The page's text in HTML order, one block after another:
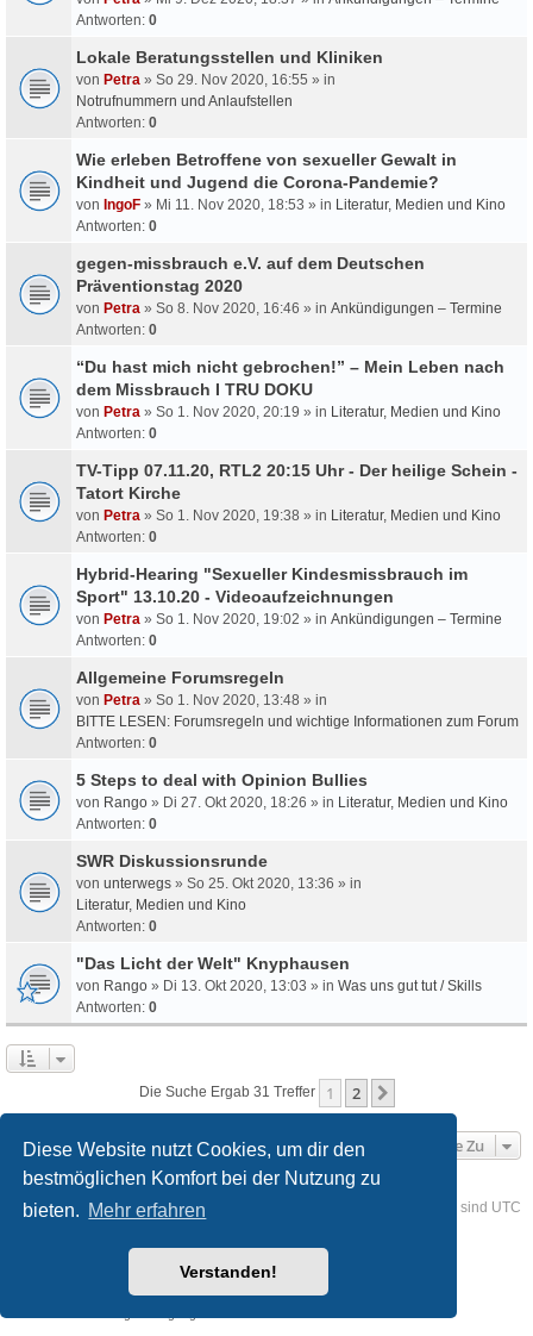
Diese Website nutzt Cookies, um dir den
bestmöglichen Komfort bei der Nutzung zu
bieten. Mehr erfahren
Verstanden!
Antworten: 0
Lokale Beratungsstellen und Kliniken
von Petra » So 29. Nov 2020, 16:55 » in
Notrufnummern und Anlaufstellen
Antworten: 0
Wie erleben Betroffene von sexueller Gewalt in
Kindheit und Jugend die Corona-Pandemie?
von IngoF » Mi 11. Nov 2020, 18:53 » in Literatur, Medien und Kino
Antworten: 0
gegen-missbrauch e.V. auf dem Deutschen
Präventionstag 2020
von Petra » So 8. Nov 2020, 16:46 » in Ankündigungen – Termine
Antworten: 0
“Du hast mich nicht gebrochen!” – Mein Leben nach
dem Missbrauch I TRU DOKU
von Petra » So 1. Nov 2020, 20:19 » in Literatur, Medien und Kino
Antworten: 0
TV-Tipp 07.11.20, RTL2 20:15 Uhr - Der heilige Schein -
Tatort Kirche
von Petra » So 1. Nov 2020, 19:38 » in Literatur, Medien und Kino
Antworten: 0
Hybrid-Hearing "Sexueller Kindesmissbrauch im
Sport" 13.10.20 - Videoaufzeichnungen
von Petra » So 1. Nov 2020, 19:02 » in Ankündigungen – Termine
Antworten: 0
Allgemeine Forumsregeln
von Petra » So 1. Nov 2020, 13:48 » in
BITTE LESEN: Forumsregeln und wichtige Informationen zum Forum
Antworten: 0
5 Steps to deal with Opinion Bullies
von Rango » Di 27. Okt 2020, 18:26 » in Literatur, Medien und Kino
Antworten: 0
SWR Diskussionsrunde
von unterwegs » So 25. Okt 2020, 13:36 » in
Literatur, Medien und Kino
Antworten: 0
"Das Licht der Welt" Knyphausen
von Rango » Di 13. Okt 2020, 13:03 » in Was uns gut tut / Skills
Antworten: 0
Die Suche Ergab 31 Treffer 1 2
Gehe Zu
Foren-Übersicht Kontakt Alle Zeiten sind UTC
® Forum Software © phpBB Limited
phpBB.de
created by INVENTEA & v12mike